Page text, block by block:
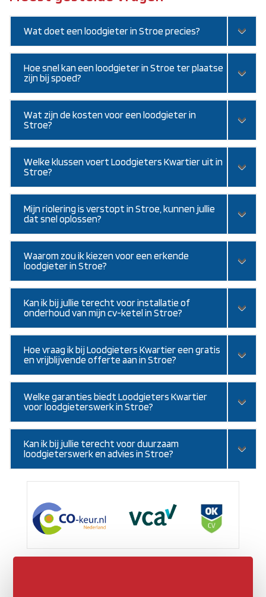
Wat doet een loodgieter in Stroe precies?
Hoe snel kan een loodgieter in Stroe ter plaatse
zijn bij spoed?
Wat zijn de kosten voor een loodgieter in
Stroe?
Welke klussen voert Loodgieters Kwartier uit in
Stroe?
Mijn riolering is verstopt in Stroe, kunnen jullie
dat snel oplossen?
Waarom zou ik kiezen voor een erkende
loodgieter in Stroe?
Kan ik bij jullie terecht voor installatie of
onderhoud van mijn cv-ketel in Stroe?
Hoe vraag ik bij Loodgieters Kwartier een gratis
en vrijblijvende offerte aan in Stroe?
Welke garanties biedt Loodgieters Kwartier
voor loodgieterswerk in Stroe?
Kan ik bij jullie terecht voor duurzaam
loodgieterswerk en advies in Stroe?